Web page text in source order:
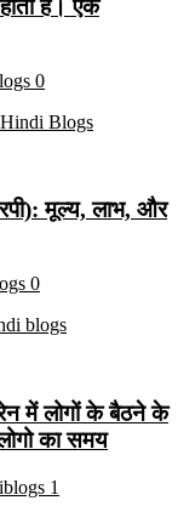
है। एक
0
मूल्य, लाभ, और
0
में लोगों के बैठने के
का समय
1